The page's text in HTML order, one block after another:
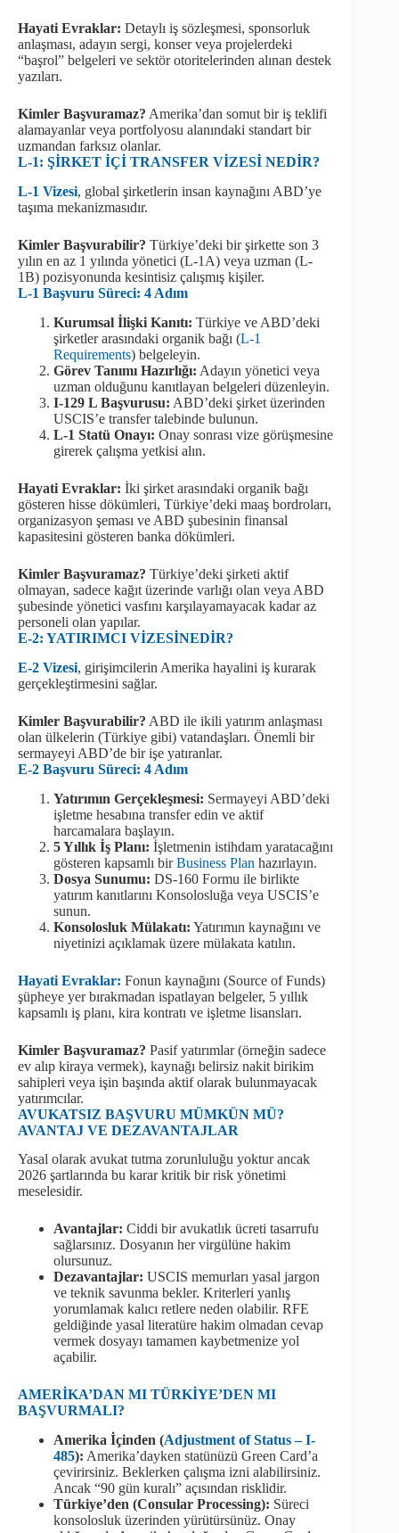
Hayati Evraklar: Detaylı iş sözleşmesi, sponsorluk
anlaşması, adayın sergi, konser veya projelerdeki
“başrol” belgeleri ve sektör otoritelerinden alınan destek
yazıları.
Kimler Başvuramaz? Amerika’dan somut bir iş teklifi
alamayanlar veya portfolyosu alanındaki standart bir
uzmandan farksız olanlar.
L-1: ŞİRKET İÇİ TRANSFER VİZESİ NEDİR?
L-1 Vizesi, global şirketlerin insan kaynağını ABD’ye
taşıma mekanizmasıdır.
Kimler Başvurabilir? Türkiye’deki bir şirkette son 3
yılın en az 1 yılında yönetici (L-1A) veya uzman (L-
1B) pozisyonunda kesintisiz çalışmış kişiler.
L-1 Başvuru Süreci: 4 Adım
Kurumsal İlişki Kanıtı: Türkiye ve ABD’deki
şirketler arasındaki organik bağı (L-1
Requirements) belgeleyin.
Görev Tanımı Hazırlığı: Adayın yönetici veya
uzman olduğunu kanıtlayan belgeleri düzenleyin.
I-129 L Başvurusu: ABD’deki şirket üzerinden
USCIS’e transfer talebinde bulunun.
L-1 Statü Onayı: Onay sonrası vize görüşmesine
girerek çalışma yetkisi alın.
Hayati Evraklar: İki şirket arasındaki organik bağı
gösteren hisse dökümleri, Türkiye’deki maaş bordroları,
organizasyon şeması ve ABD şubesinin finansal
kapasitesini gösteren banka dökümleri.
Kimler Başvuramaz? Türkiye’deki şirketi aktif
olmayan, sadece kağıt üzerinde varlığı olan veya ABD
şubesinde yönetici vasfını karşılayamayacak kadar az
personeli olan yapılar.
E-2: YATIRIMCI VİZESİNEDİR?
E-2 Vizesi, girişimcilerin Amerika hayalini iş kurarak
gerçekleştirmesini sağlar.
Kimler Başvurabilir? ABD ile ikili yatırım anlaşması
olan ülkelerin (Türkiye gibi) vatandaşları. Önemli bir
sermayeyi ABD’de bir işe yatıranlar.
E-2 Başvuru Süreci: 4 Adım
Yatırımın Gerçekleşmesi: Sermayeyi ABD’deki
işletme hesabına transfer edin ve aktif
harcamalara başlayın.
5 Yıllık İş Planı: İşletmenin istihdam yaratacağını
gösteren kapsamlı birBusiness Plan hazırlayın.
Dosya Sunumu: DS-160 Formu ile birlikte
yatırım kanıtlarını Konsolosluğa veya USCIS’e
sunun.
Konsolosluk Mülakatı: Yatırımın kaynağını ve
niyetinizi açıklamak üzere mülakata katılın.
Hayati Evraklar: Fonun kaynağını (Source of Funds)
şüpheye yer bırakmadan ispatlayan belgeler, 5 yıllık
kapsamlı iş planı, kira kontratı ve işletme lisansları.
Kimler Başvuramaz? Pasif yatırımlar (örneğin sadece
ev alıp kiraya vermek), kaynağı belirsiz nakit birikim
sahipleri veya işin başında aktif olarak bulunmayacak
yatırımcılar.
AVUKATSIZ BAŞVURU MÜMKÜN MÜ?
AVANTAJ VE DEZAVANTAJLAR
Yasal olarak avukat tutma zorunluluğu yoktur ancak
2026 şartlarında bu karar kritik bir risk yönetimi
meselesidir.
Avantajlar: Ciddi bir avukatlık ücreti tasarrufu
sağlarsınız. Dosyanın her virgülüne hakim
olursunuz.
Dezavantajlar: USCIS memurları yasal jargon
ve teknik savunma bekler. Kriterleri yanlış
yorumlamak kalıcı retlere neden olabilir. RFE
geldiğinde yasal literatüre hakim olmadan cevap
vermek dosyayı tamamen kaybetmenize yol
açabilir.
AMERİKA’DAN MI TÜRKİYE’DEN MI
BAŞVURMALI?
Amerika İçinden (Adjustment of Status – I-
485): Amerika’dayken statünüzü Green Card’a
çevirirsiniz. Beklerken çalışma izni alabilirsiniz.
Ancak “90 gün kuralı” açısından risklidir.
Türkiye’den (Consular Processing): Süreci
konsolosluk üzerinden yürütürsünüz. Onay